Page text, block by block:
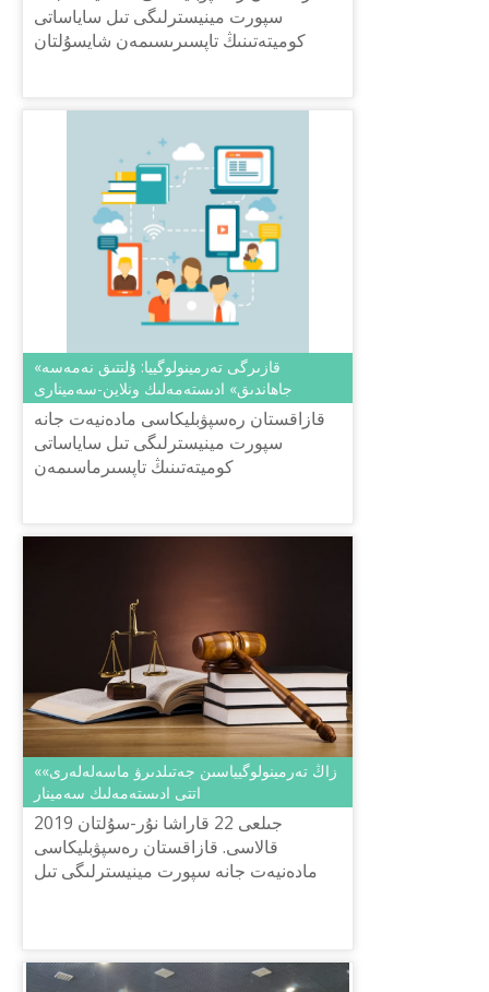
سپورت مينيسترلىگى تىل ساياساتى
كوميتەتىنىڭ تاپسىرىسىمەن شايسۇلتان
«قازىرگى تەرمينولوگييا: ۇلتتىق نەمەسە
جاھاندىق» ادىستەمەلىك ونلاين-سەمينارى
قازاقستان رەسپۋبليكاسى مادەنيەت جانە
سپورت مينيسترلىگى تىل ساياساتى
كوميتەتىنىڭ تاپسىرماسىمەن
«زاڭ تەرمينولوگيياسىن جەتىلدىرۋ ماسەلەلەرى»
اتتى ادىستەمەلىك سەمينار
2019 جىلعى 22 قاراشا نۇر-سۇلتان
قالاسى. قازاقستان رەسپۋبليكاسى
مادەنيەت جانە سپورت مينيسترلىگى تىل